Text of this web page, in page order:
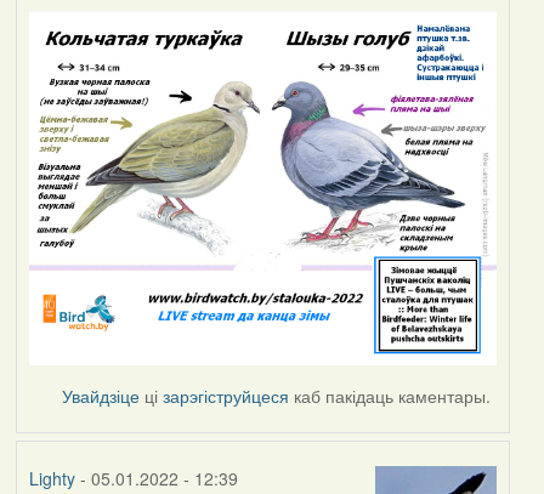
Увайдзіце цізарэгіструйцеся каб пакідаць каментары.
Lighty- 05.01.2022 - 12:39